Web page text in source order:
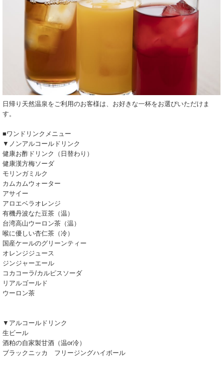
日帰り天然温泉をご利用のお客様は、お好きな一杯をお選びいただけま
す。
■ワンドリンクメニュー
▼ノンアルコールドリンク
健康お酢ドリンク（日替わり）
健康漢方梅ソーダ
モリンガミルク
カムカムウォーター
アサイー
アロエベラオレンジ
有機丹波なた豆茶（温）
台湾高山ウーロン茶（温）
喉に優しい杏仁茶（冷）
国産ケールのグリーンティー
オレンジジュース
ジンジャーエール
コカコーラ/カルピスソーダ
リアルゴールド
ウーロン茶
▼アルコールドリンク
生ビール
酒粕の自家製甘酒（温or冷）
ブラックニッカ フリージングハイボール